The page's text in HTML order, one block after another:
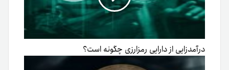
درآمدزایی از دارایی رمزارزی چگونه است؟